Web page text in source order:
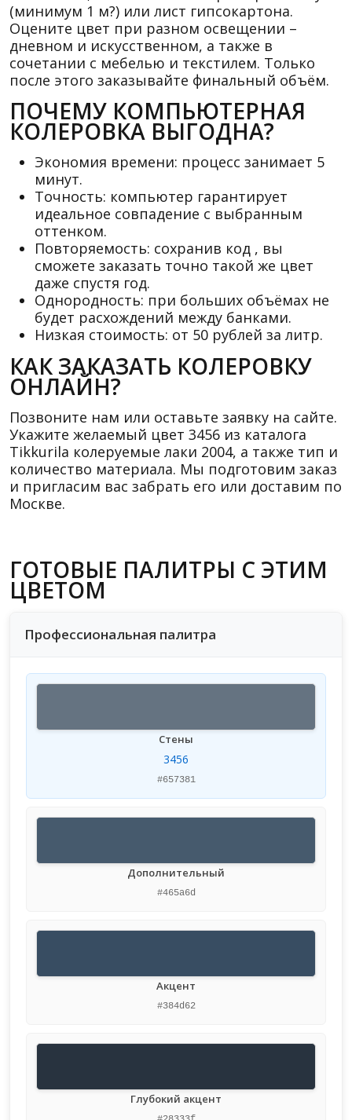
(минимум 1 м?) или лист гипсокартона.
Оцените цвет при разном освещении –
дневном и искусственном, а также в
сочетании с мебелью и текстилем. Только
после этого заказывайте финальный объём.
ПОЧЕМУ КОМПЬЮТЕРНАЯ
КОЛЕРОВКА ВЫГОДНА?
Экономия времени: процесс занимает 5
минут.
Точность: компьютер гарантирует
идеальное совпадение с выбранным
оттенком.
Повторяемость: сохранив код , вы
сможете заказать точно такой же цвет
даже спустя год.
Однородность: при больших объёмах не
будет расхождений между банками.
Низкая стоимость: от 50 рублей за литр.
КАК ЗАКАЗАТЬ КОЛЕРОВКУ
ОНЛАЙН?
Позвоните нам или оставьте заявку на сайте.
Укажите желаемый цвет 3456 из каталога
Tikkurila колеруемые лаки 2004, а также тип и
количество материала. Мы подготовим заказ
и пригласим вас забрать его или доставим по
Москве.
ГОТОВЫЕ ПАЛИТРЫ С ЭТИМ
ЦВЕТОМ
Профессиональная палитра
Стены
3456
#657381
Дополнительный
#465a6d
Акцент
#384d62
Глубокий акцент